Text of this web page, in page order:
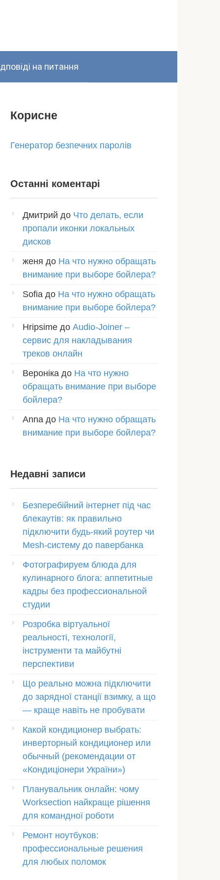
на питання
Корисне
Генератор безпечних паролів
Останні коментарі
Дмитрий до Что делать, если
пропали иконки локальных
дисков
женя до На что нужно обращать
внимание при выборе бойлера?
Sofia до На что нужно обращать
внимание при выборе бойлера?
Hripsime до Audio-Joiner –
сервис для накладывания
треков онлайн
Вероніка до На что нужно
обращать внимание при выборе
бойлера?
Anna до На что нужно обращать
внимание при выборе бойлера?
Недавні записи
Безперебійний інтернет під час
блекаутів: як правильно
підключити будь-який роутер чи
Mesh-систему до павербанка
Фотографируем блюда для
кулинарного блога: аппетитные
кадры без профессиональной
студии
Розробка віртуальної
реальності, технології,
інструменти та майбутні
перспективи
Що реально можна підключити
до зарядної станції взимку, а що
— краще навіть не пробувати
Какой кондиционер выбрать:
инверторный кондиционер или
обычный (рекомендации от
«Кондиціонери України»)
Планувальник онлайн: чому
Worksection найкраще рішення
для командної роботи
Ремонт ноутбуков:
профессиональные решения
для любых поломок